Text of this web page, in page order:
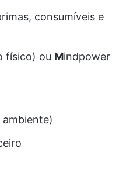
consumíveis e
físico) ou Mindpower